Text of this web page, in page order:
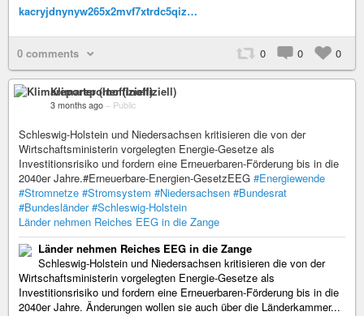
kacryjdnynyw265x2mvf7xtrdc5qiz…
0 comments 0 0 0
Klimareporter (Inoffiziell)
3 months ago – Public
Schleswig-Holstein und Niedersachsen kritisieren die von der
Wirtschaftsministerin vorgelegten Energie-Gesetze als
Investitionsrisiko und fordern eine Erneuerbaren-Förderung bis in die
2040er Jahre.#Erneuerbare-Energien-GesetzEEG #Energiewende
#Stromnetze #Stromsystem #Niedersachsen #Bundesrat
#Bundesländer #Schleswig-Holstein
Länder nehmen Reiches EEG in die Zange
Länder nehmen Reiches EEG in die Zange
Schleswig-Holstein und Niedersachsen kritisieren die von der
Wirtschaftsministerin vorgelegten Energie-Gesetze als
Investitionsrisiko und fordern eine Erneuerbaren-Förderung bis in die
2040er Jahre. Änderungen wollen sie auch über die Länderkammer...